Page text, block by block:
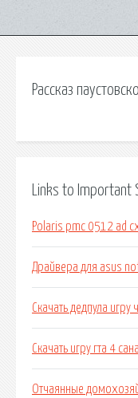
Рассказ
Links to Important
Polaris pmc 0512 ad
Драйвера для asus
Скачать дедпула игру
Скачать игру гта 4
Отчаянные